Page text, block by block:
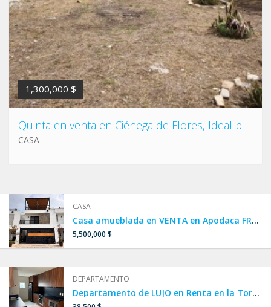
1,300,000 $
Quinta en venta en Ciénega de Flores, Ideal para QUINTA, RANCHO, TERRENO, BODEGA, CASA
CASA
CASA
Casa amueblada en VENTA en Apodaca FRENTE A ALBERCA, CASA CLUB Y PARQUE.
5,500,000 $
DEPARTAMENTO
Departamento de LUJO en Renta en la Torre MÁS ALTA DE LATINOAMERICA, en Col. Obispado, Monterrey